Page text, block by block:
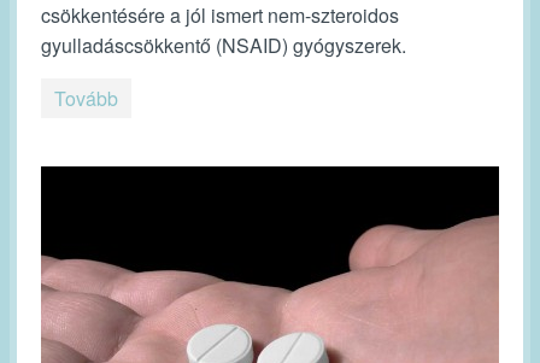
csökkentésére a jól ismert nem-szteroidos
gyulladáscsökkentő (NSAID) gyógyszerek.
Tovább